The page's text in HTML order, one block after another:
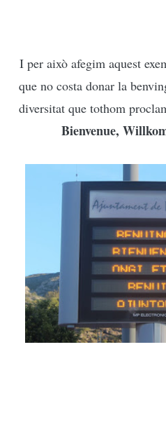
I per això afegim aquest
que no costa donar la
diversitat que tothom
Bienvenue,